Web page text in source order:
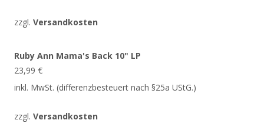
zzgl. Versandkosten
Ruby Ann Mama's Back 10" LP
23,99 €
inkl. MwSt. (differenzbesteuert nach §25a UStG.)
zzgl. Versandkosten